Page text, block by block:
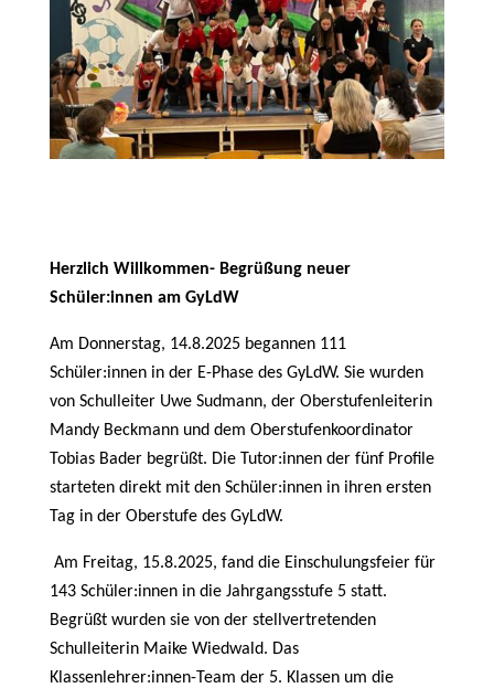
Herzlich Willkommen- Begrüßung neuer
Schüler:innen am GyLdW
Am Donnerstag, 14.8.2025 begannen 111
Schüler:innen in der E-Phase des GyLdW. Sie wurden
von Schulleiter Uwe Sudmann, der Oberstufenleiterin
Mandy Beckmann und dem Oberstufenkoordinator
Tobias Bader begrüßt. Die Tutor:innen der fünf Profile
starteten direkt mit den Schüler:innen in ihren ersten
Tag in der Oberstufe des GyLdW.
Am Freitag, 15.8.2025, fand die Einschulungsfeier für
143 Schüler:innen in die Jahrgangsstufe 5 statt.
Begrüßt wurden sie von der stellvertretenden
Schulleiterin Maike Wiedwald. Das
Klassenlehrer:innen-Team der 5. Klassen um die